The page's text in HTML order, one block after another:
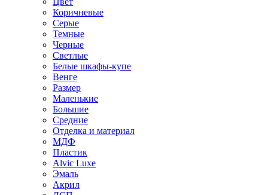
Коричневые
Серые
Темные
Черные
Светлые
Белые шкафы-купе
Венге
Размер
Маленькие
Большие
Средние
Отделка и материал
МДФ
Пластик
Alvic Luxe
Эмаль
Акрил